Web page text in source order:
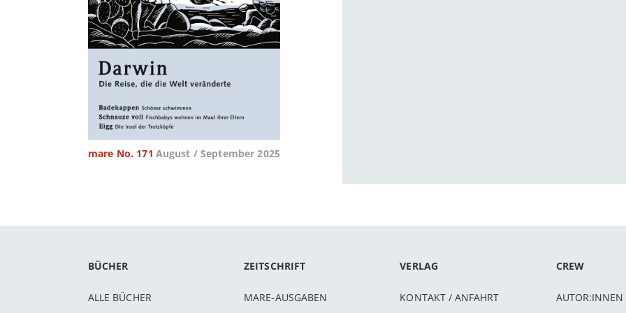
mare No. 171 August / September 2025
BÜCHER
ALLE BÜCHER
ZEITSCHRIFT
MARE-AUSGABEN
VERLAG
KONTAKT / ANFAHRT
CREW
AUTOR:INNEN